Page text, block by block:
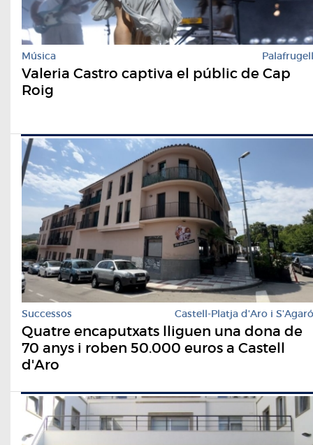
Música Palafrugell
Valeria Castro captiva el públic de Cap
Roig
Successos Castell-Platja d'Aro i S'Agaró
Quatre encaputxats lliguen una dona de
70 anys i roben 50.000 euros a Castell
d'Aro